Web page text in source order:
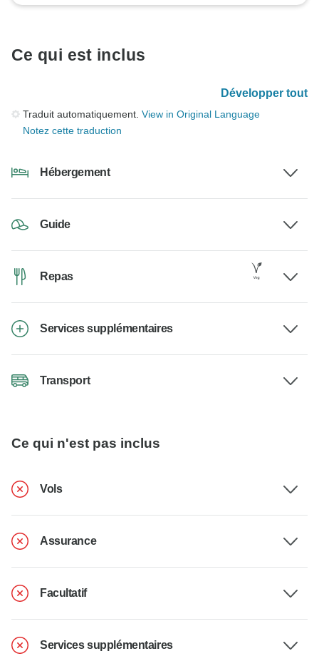
Ce qui est inclus
Développer tout
Traduit automatiquement. View in Original Language
Notez cette traduction
Hébergement
Guide
Repas
Services supplémentaires
Transport
Ce qui n'est pas inclus
Vols
Assurance
Facultatif
Services supplémentaires